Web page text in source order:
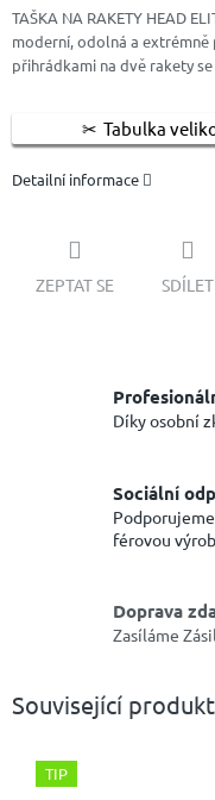
TAŠKA NA RAKETY HEAD
moderní, odolná a extrémně
přihrádkami na dvě rakety
Tabulka
Detailní informace
ZEPTAT SE SDÍLET
Díky osobní
Sociální
férovou
Doprava
Zasíláme
Související
TIP